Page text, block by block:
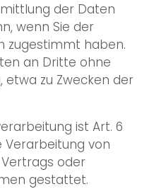
der Daten
wenn Sie der
zugestimmt haben.
an Dritte ohne
etwa zu Zwecken der
ist Art. 6
Verarbeitung von
oder
gestattet.